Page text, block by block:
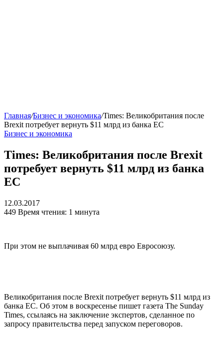
Главная/Бизнес и экономика/Times: Великобритания после
Brexit потребует вернуть $11 млрд из банка ЕС
Бизнес и экономика
Times: Великобритания после Brexit
потребует вернуть $11 млрд из банка
ЕС
12.03.2017
449 Время чтения: 1 минута
При этом не выплачивая 60 млрд евро Евросоюзу.
Великобритания после Brexit потребует вернуть $11 млрд из
банка ЕС. Об этом в воскресенье пишет газета The Sunday
Times, ссылаясь на заключение экспертов, сделанное по
запросу правительства перед запуском переговоров.